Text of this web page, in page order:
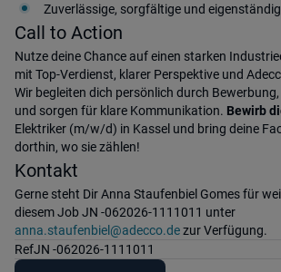
Zuverlässige, sorgfältige und
Call to Action
Nutze deine Chance auf einen starken
mit Top-Verdienst, klarer Perspektive und
Wir begleiten dich persönlich durch
und sorgen für klare Kommunikation. Bewirb
Elektriker (m/w/d) in Kassel und bring deine
dorthin, wo sie zählen!
Kontakt
Gerne steht Dir Anna Staufenbiel Gomes für
diesem Job JN -062026-1111011 unter
anna.staufenbiel@adecco.dezur Verfügung.
RefJN -062026-1111011